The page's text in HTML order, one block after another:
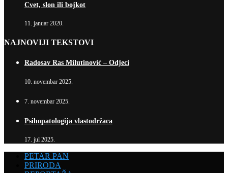
Cvet, slon ili bojkot
11. januar 2020.
NAJNOVIJI TEKSTOVI
Radosav Ras Milutinović – Odjeci
10. novembar 2025.
7. novembar 2025.
Psihopatologija vlastodržaca
17. jul 2025.
PETAR PAN
PRIRODA